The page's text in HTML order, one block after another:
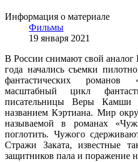
Информация о материале
Фильмы
19 января 2021
В России снимают свой
года начались съемки
фантастических
масштабный цикл
писательницы Веры
названием Кэртиана. Мир
называемой в романах
поглотить. Чужого
Стражи Заката, известные
защитников пала и поражение